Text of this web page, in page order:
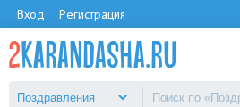
Вход Регистрация